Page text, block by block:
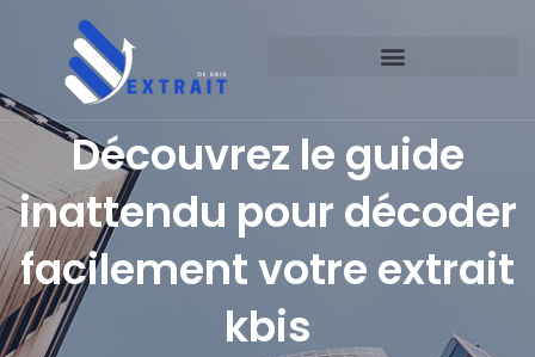
Découvrez le guide
inattendu pour décoder
facilement votre extrait
kbis